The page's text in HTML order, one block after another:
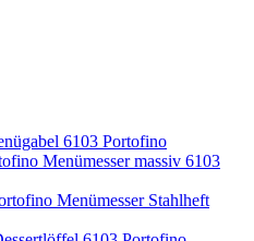
6103 Portofino
Menümesser massiv 6103
Menümesser Stahlheft